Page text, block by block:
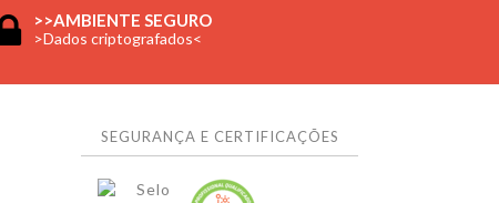
>>AMBIENTE SEGURO
>Dados criptografados<
SEGURANÇA E CERTIFICAÇÕES